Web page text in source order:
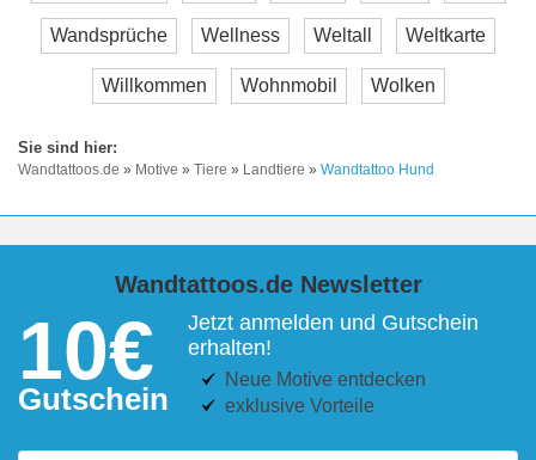
Wandsprüche Wellness Weltall Weltkarte
Willkommen Wohnmobil Wolken
Wandtattoos.de » Motive » Tiere » Landtiere » Wandtattoo Hund
Wandtattoos.de Newsletter
10€
Gutschein
Jetzt anmelden und Gutschein
erhalten!
Neue Motive entdecken
exklusive Vorteile